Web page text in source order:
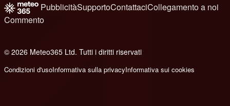
PubblicitàSupportoContattaciCollegamento a noi
Commento
© 2026 Meteo365 Ltd. Tutti i diritti riservati
Condizioni d'usoInformativa sulla privacyInformativa sui cookies